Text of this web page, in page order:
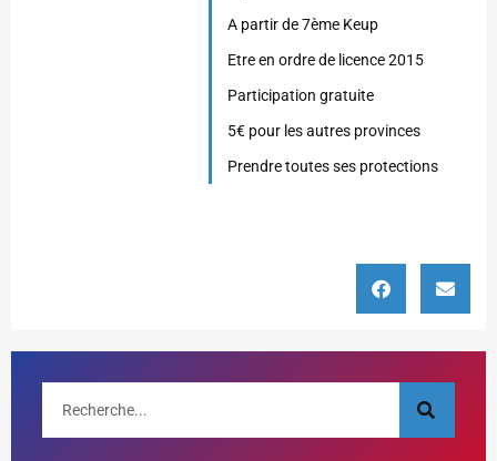
A partir de 7ème Keup
Etre en ordre de licence 2015
Participation gratuite
5€ pour les autres provinces
Prendre toutes ses protections